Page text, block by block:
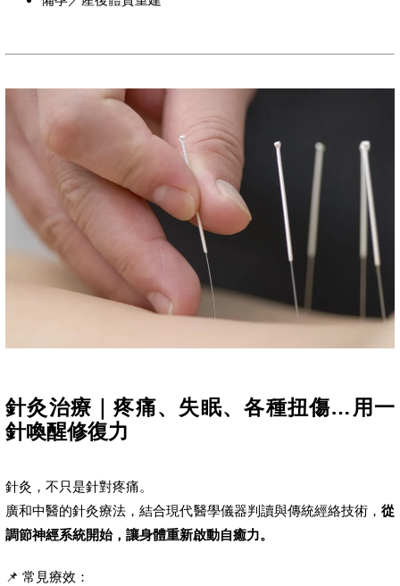
針灸治療｜疼痛、失眠、各種扭傷…用一
針喚醒修復力
針灸，不只是針對疼痛。
廣和中醫的針灸療法，結合現代醫學儀器判讀與傳統經絡技術， 從
調節神經系統開始，讓身體重新啟動自癒力。
📌 常見療效：